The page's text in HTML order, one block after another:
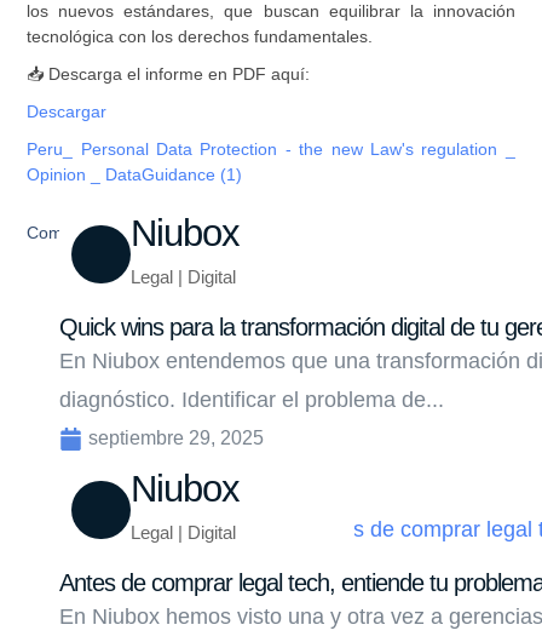
los nuevos estándares, que buscan equilibrar la innovación
tecnológica con los derechos fundamentales.
📥 Descarga el informe en PDF aquí:
Descargar
Peru_ Personal Data Protection - the new Law's regulation _
Opinion _ DataGuidance (1)
Compartir Niubox
Legal | Digital
Quick wins para la transformación digital de tu
En Niubox entendemos que una transformación
diagnóstico. Identificar el problema de...
septiembre 29, 2025
Niubox
Legal | Digital
Antes de comprar legal tech, entiende tu
En Niubox hemos visto una y otra vez a